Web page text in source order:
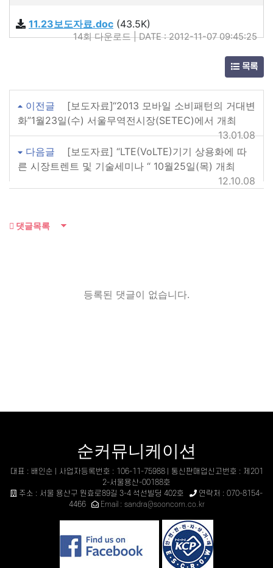
11.23보도자료.doc (43.5K)
14회 다운로드 | DATE : 2012-11-07 09:45:25
목록
이전글
[보도자료]“2013 모바일 소비패턴의 거대변
화”1월23일(수) 서울무역전시장(SETEC)에서 개최
13.01.08
다음글
[보도자료] “LTE(VoLTE)기기 상용화에 따
른 시장트렌트 및 기술세미나 “ 10월25일(목) 개최
12.10.08
댓글목록
등록된 댓글이 없습니다.
순커뮤니케이션
대표 : 배인순 | 사업자등록번호 : 106-11-75988 | 통신판매업신고번호 : 제201
2-서울용산-00188호
주소 : 서울 용산구 원효로89길 3-4 석선빌딩 402호
연락처 : 070-8154-
4466
Email : sandra@sooncom.co.kr